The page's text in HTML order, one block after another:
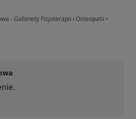
- Gabinety Fizjoterapii i Osteopatii •